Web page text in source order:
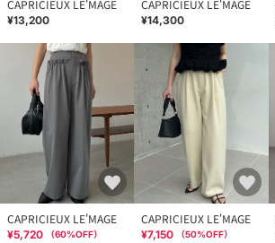
CAPRICIEUX LE'MAGE
¥13,200
CAPRICIEUX LE'MAGE
¥14,300
CAPRICIEUX LE'MAGE
¥5,720 （60%OFF）
CAPRICIEUX LE'MAGE
¥7,150 （50%OFF）